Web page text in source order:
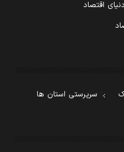
اقتصاد
سرپرستی استان ها